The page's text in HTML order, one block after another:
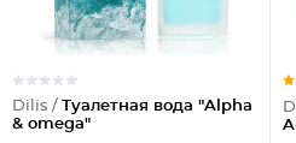
Dilis / Туалетная вода "Alpha
& omega"